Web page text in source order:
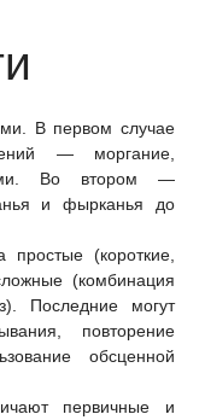
В первом случае
— моргание,
Во втором —
и фырканья до
(короткие,
(комбинация
Последние могут
повторение
обсценной
первичные и